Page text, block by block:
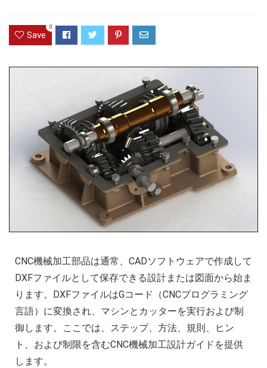
Save
0
CNC機械加工部品は通常、CADソフトウェアで作成して
DXFファイルとして保存できる設計または図面から始ま
ります。DXFファイルはGコード（CNCプログラミング
言語）に変換され、マシンとカッターを実行および制
御します。ここでは、ステップ、方法、規則、ヒン
ト、および制限を含むCNC機械加工設計ガイドを提供
します。